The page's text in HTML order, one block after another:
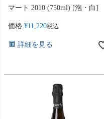
マート 2010 (750ml) [泡・白]
価格 ¥11,220税込
詳細を見る